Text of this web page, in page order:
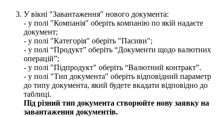
У вікні "Завантаження" нового документа:
- у полі "Компанія" оберіть компанію по якій надаєте
документ;
- у полі "Категорія" оберіть "Пасиви";
- у полі “Продукт” оберіть “Документи щодо валютних
операцій”;
- у полі "Підпродукт" оберіть “Валютний контракт”.
- у полі "Тип документа" оберіть відповідний параметр
до типу документа, який будете вкадати відповідно до
таблиці.
Під різний тип документа створюйте нову заявку на
завантаження документів.